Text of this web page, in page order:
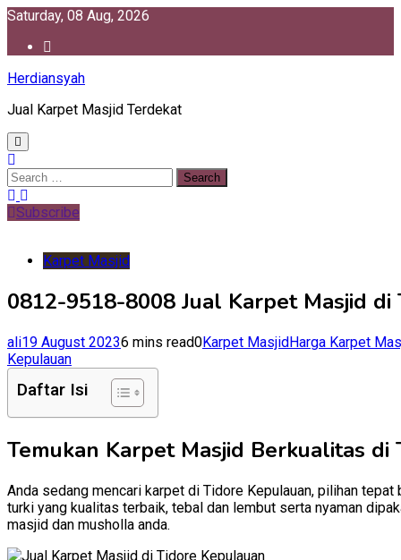
Skip
content
Saturday, 08 Aug, 2026
Herdiansyah
Jual Karpet Masjid Terdekat
Search
for:
Subscribe
Karpet Masjid
0812-9518-8008 Jual Karpet Masjid
ali19 August 20236 mins read0Karpet MasjidHarga Karpet
Kepulauan
Daftar Isi
Temukan Karpet Masjid Berkualitas
Anda sedang mencari karpet di Tidore Kepulauan, pilihan
turki yang kualitas terbaik, tebal dan lembut serta nyaman
masjid dan musholla anda.